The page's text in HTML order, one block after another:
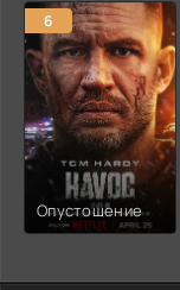
6
Опустошение